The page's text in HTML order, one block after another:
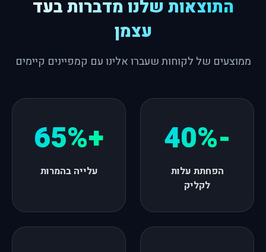
התוצאות שלנו מדברות בעד
עצמן
ממוצעים של לקוחות שעברו אלינו עם קמפיינים קיימים
-40%
הפחתת עלות
לקליק
+65%
עלייה בהמרות